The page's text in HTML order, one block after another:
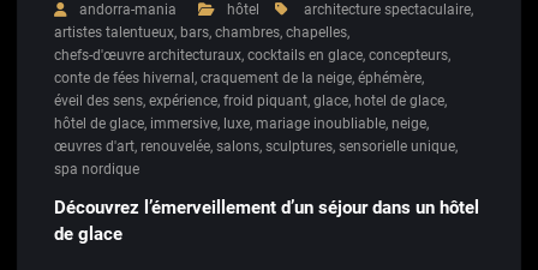
andorra-mania hôtel architecture spectaculaire,
artistes talentueux, bars, chambres, chapelles,
chefs-d'œuvre architecturaux, cocktails en glace, concepteurs,
conte de fées hivernal , craquement de la neige, éphémère,
éveil des sens, expérience, froid piquant, glace, hotel de glace,
hôtel de glace, immersive, luxe, mariage inoubliable, neige,
œuvres d'art, renouvelée, salons, sculptures, sensorielle unique,
spa nordique
Découvrez l’émerveillement d’un séjour dans un hôtel
de glace